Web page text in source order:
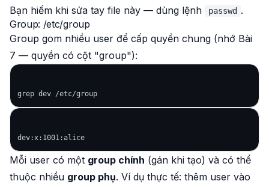
Bạn hiếm khi sửa tay file này — dùng lệnh
passwd .
Group: /etc/group
Group gom nhiều user để cấp quyền chung (nhớ Bài
7 — quyền có cột "group"):
Mỗi user có một group chính (gán khi tạo) và có thể
thuộc nhiều group phụ. Ví dụ thực tế: thêm user vào